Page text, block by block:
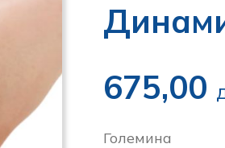
675,00
Големина